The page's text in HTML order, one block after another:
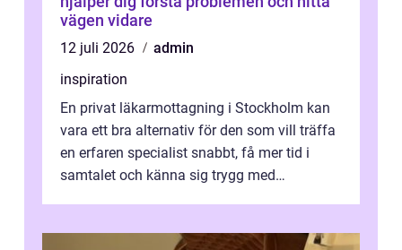
vägen vidare
12 juli 2026
admin
inspiration
En privat läkarmottagning i Stockholm kan
vara ett bra alternativ för den som vill träffa
en erfaren specialist snabbt, få mer tid i
samtalet och känna sig trygg med